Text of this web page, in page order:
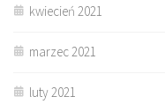
kwiecień 2021
marzec 2021
luty 2021